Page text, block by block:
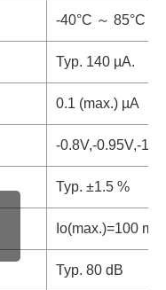
-40°C ～ 85°C
Typ. 140 µA.
0.1 (max.) µA
-0.8V,-0.95V,-
Typ. ±1.5 %
Io(max.)=100 mA
Typ. 80 dB